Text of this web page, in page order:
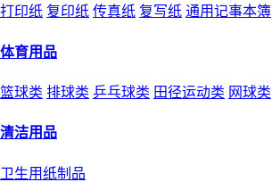
打印纸 复印纸 传真纸 复写纸 通用记事本簿
体育用品
篮球类 排球类 乒乓球类 田径运动类 网球类
清洁用品
卫生用纸制品